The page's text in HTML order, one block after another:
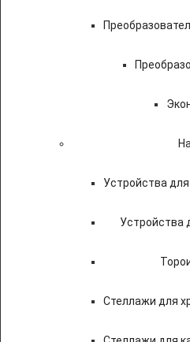
Устройства
Устройства
Стеллажи для